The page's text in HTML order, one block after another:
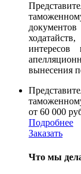
интересов
вынесения
от 60 000
Подробнее
Заказать
Что мы